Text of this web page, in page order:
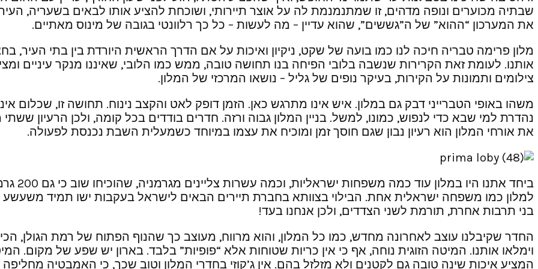
שבתיה מכוערים ונופה מדהים, זו שמתנמנמת לה על אוצר תיירותי, ושוכחת להציע אותו לבאים בשעריה,
את המערכון “ההוא” של ה”גששים”, שהוא עדיין – מה לעשות – כל כך רלוונטי בגובה של מינוס מאתיים.
מלון פרימה טבריה חיכה לנו כמו בועה של שקט, ניקיון ואיכות על אם הדרך הראשית היורדת בין בתי
אותנו. לעומת זאת הקרירות שנשבה בלובי הפיחה בנו תחושה טובה, ממש כמו הלובי, שאיננו מנקר עיניים
צילומים ותמונות על הקירות, בעיקר נופים של גליל – נושאו המרכזי של המלון.
משהו באופי הטברייני דבק גם במלון. איש אינו מתרגש כאן. הזמן דופק לאט והקצב נינוח. תחושה זו, שכלום
נהדרת למי שבא כדי לנפוש, כמונו, למשל. בניין המלון גבוה ורזה. חדרים בודדים בכל קומה, ולכן הרעיון ששתי
את אורחי המלון הוא רעיון נבון שגם חוסך זמן ומוכיח את עצמו במיוחד כשמעלית השבת נכנסת לפעולה.
ביחד
למלון כמו משפחה ישראלית אחת. הבילוי בצוותא בחברת תיירים הבאים לישראל בעקבות ישו תמיד משעשע
בני תרבות אחרת, תורמת לשני הצדדים, ולכן אנחנו בעד!
החדר שקיבלנו עוצב לאחרונה מחדש, כמו כל המלון, והוא מרווח, מעוצב כך שהנוף הפתוח של רמת הגולן,
וימלאו אותנו. המיטה הזוגית נוחה, אף כי אין כריות שטוחות אלא “פופיות” בלבד. בארון יש שפע של מקום.
המציע איכות שינה טובה גם לקטנים ולא מזלזל בהם. אין ג’קוזי בחדרי המלון וטוב שכך, כי האמבטיה